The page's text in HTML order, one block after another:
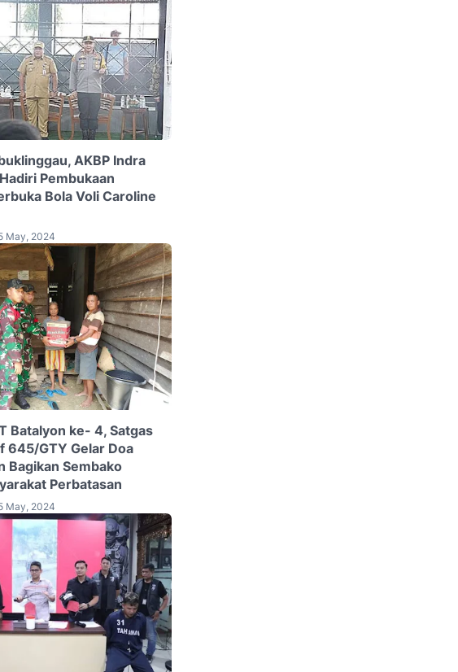
AKBP Indra
Pembukaan
Bola Voli Caroline
May, 2024
Batalyon ke- 4, Satgas
645/GTY Gelar Doa
Bagikan Sembako
Perbatasan
May, 2024